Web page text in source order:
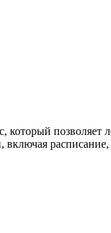
позволяет